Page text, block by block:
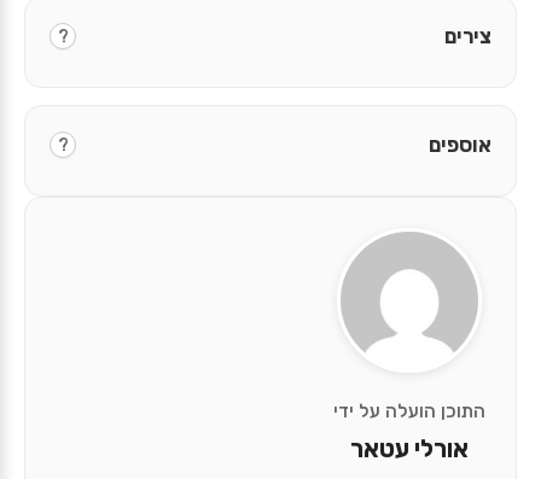
התוכן הועלה על ידי
אורלי עטאר
צירים ?
אוספים ?